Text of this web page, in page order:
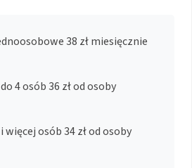
38 zł miesięcznie
4 osób 36 zł od osoby
osób 34 zł od osoby